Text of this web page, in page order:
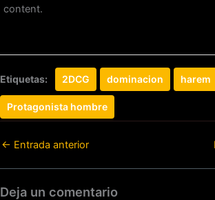
content.
Etiquetas: 2DCG dominacion harem
Protagonista hombre
← Entrada anterior
Deja un comentario